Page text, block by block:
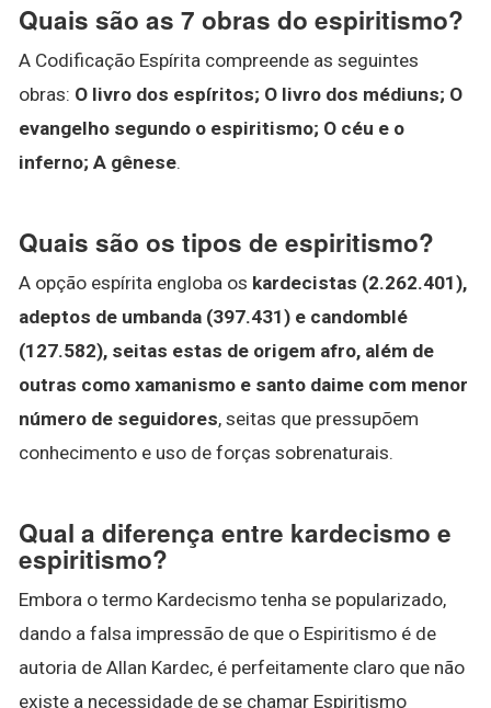
Quais são as 7 obras do espiritismo?
A Codificação Espírita compreende as seguintes
obras: O livro dos espíritos; O livro dos médiuns; O
evangelho segundo o espiritismo; O céu e o
inferno; A gênese.
Quais são os tipos de espiritismo?
A opção espírita engloba os kardecistas (2.262.401),
adeptos de umbanda (397.431) e candomblé
(127.582), seitas estas de origem afro, além de
outras como xamanismo e santo daime com menor
número de seguidores, seitas que pressupõem
conhecimento e uso de forças sobrenaturais.
Qual a diferença entre kardecismo e
espiritismo?
Embora o termo Kardecismo tenha se popularizado,
dando a falsa impressão de que o Espiritismo é de
autoria de Allan Kardec, é perfeitamente claro que não
existe a necessidade de se chamar Espiritismo